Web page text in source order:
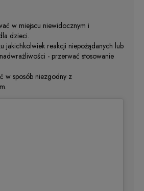
w miejscu niewidocznym i
dzieci.
jakichkolwiek reakcji niepożądanych lub
- przerwać stosowanie
w sposób niezgodny z